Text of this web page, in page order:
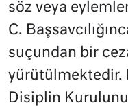
söz veya
C.
suçundan bir
yürütülmektedir.
Disiplin